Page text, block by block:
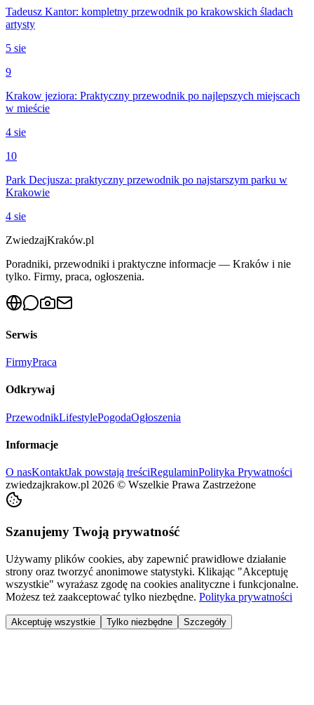
Tadeusz Kantor: kompletny przewodnik po krakowskich śladach
artysty
5 sie
9
Krakow jeziora: Praktyczny przewodnik po najlepszych miejscach
w mieście
4 sie
10
Park Decjusza: praktyczny przewodnik po najstarszym parku w
Krakowie
4 sie
ZwiedzajKraków.pl
Poradniki, przewodniki i praktyczne informacje — Kraków i nie
tylko. Firmy, praca, ogłoszenia.
Serwis
FirmyPraca
Odkrywaj
PrzewodnikLifestylePogodaOgłoszenia
Informacje
O nasKontaktJak powstają treściRegulaminPolityka Prywatności
zwiedzajkrakow.pl 2026 © Wszelkie Prawa Zastrzeżone
Szanujemy Twoją prywatność
Używamy plików cookies, aby zapewnić prawidłowe działanie
strony oraz tworzyć anonimowe statystyki. Klikając "Akceptuję
wszystkie" wyrażasz zgodę na cookies analityczne i funkcjonalne.
Możesz też zaakceptować tylko niezbędne. Polityka prywatności
Akceptuję wszystkie Tylko niezbędne Szczegóły